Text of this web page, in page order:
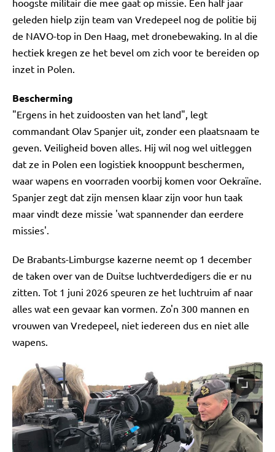
geleden hielp zijn team van Vredepeel nog de politie bij
de NAVO-top in Den Haag, met dronebewaking. In al die
hectiek kregen ze het bevel om zich voor te bereiden op
inzet in Polen.
Bescherming
"Ergens in het zuidoosten van het land", legt
commandant Olav Spanjer uit, zonder een plaatsnaam te
geven. Veiligheid boven alles. Hij wil nog wel uitleggen
dat ze in Polen een logistiek knooppunt beschermen,
waar wapens en voorraden voorbij komen voor Oekraïne.
Spanjer zegt dat zijn mensen klaar zijn voor hun taak
maar vindt deze missie 'wat spannender dan eerdere
missies'.
De Brabants-Limburgse kazerne neemt op 1 december
de taken over van de Duitse luchtverdedigers die er nu
zitten. Tot 1 juni 2026 speuren ze het luchtruim af naar
alles wat een gevaar kan vormen. Zo'n 300 mannen en
vrouwen van Vredepeel, niet iedereen dus en niet alle
wapens.